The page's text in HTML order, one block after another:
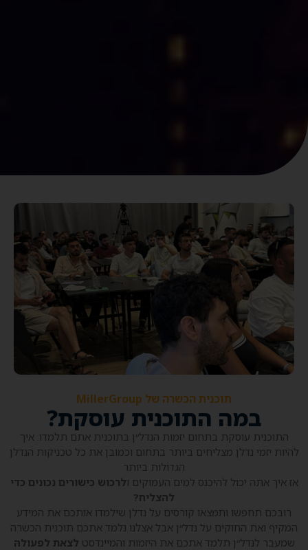
תוכנית הכשרה של MillerGroup
במה התוכנית עוסקת?
התוכנית עוסקת בתחום יזמות הנדל״ן בתוכנית אתם תלמדו: איך
להיות יזמי נדלן מצליחים ביותר בתחום וכמובן את כל טכניקות הנדלן
הגדולות ביותר
אז איך אתה יכול להיכנס למים העמוקים ולרכוש כישורים נכונים כדי
להצליח?
רובכם תחפשו ותמצאו קורסים על נדלן שילמדו אותכם את המידע
המקיף ואת החוקים על נדל״ן אבל אצלנו נלמד אתכם תוכנית הכשרה
שמעבר לנדל״ן תלמד אתכם את היזמות והמיינדסט לצאת לפעולה